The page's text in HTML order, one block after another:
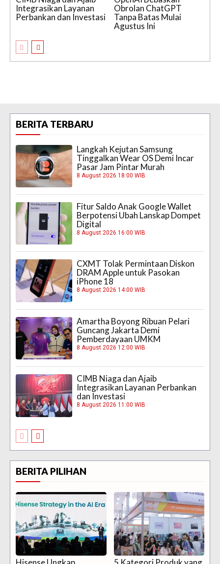
Integrasikan Layanan
Perbankan dan Investasi
Obrolan ChatGPT
Tanpa Batas Mulai
Agustus Ini
BERITA TERBARU
Langkah Kejutan Samsung
Tinggalkan Wear OS Demi Incar
Pasar Jam Pintar Murah
8 August 2026 18:00 WIB
Fitur Saldo Anak Google Wallet
Berpotensi Ubah Lanskap Dompet
Digital
8 August 2026 16:00 WIB
CXMT Tolak Permintaan Diskon
DRAM Apple untuk Pasokan
iPhone 18
8 August 2026 14:00 WIB
Amartha Boyong Ribuan Pelari
Guncang Jakarta Demi
Pemberdayaan UMKM
8 August 2026 12:00 WIB
CIMB Niaga dan Ajaib
Integrasikan Layanan Perbankan
dan Investasi
8 August 2026 11:00 WIB
BERITA PILIHAN